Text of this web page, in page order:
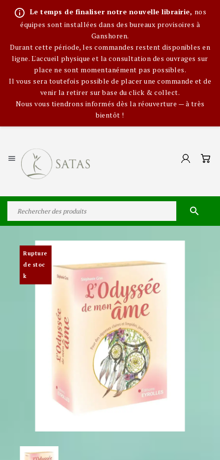
info_outline Le temps de finaliser notre nouvelle librairie, nos
équipes sont installées dans des bureaux provisoires à
Ganshoren.
Durant cette période, les commandes restent disponibles en
ligne. L'accueil physique et la consultation des ouvrages sur
place ne sont momentanément pas possibles.
Il vous sera toutefois possible de placer une commande et de
venir la retirer sur base du click & collect.
Nous vous tiendrons informés dès la réouverture — à très
bientôt !


Rupture
de stoc
k